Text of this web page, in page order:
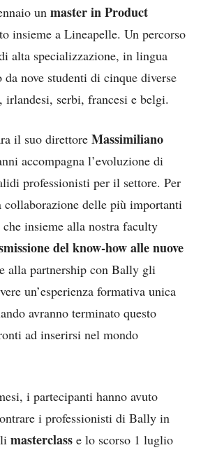
un master in Product
insieme a Lineapelle. Un percorso
alta specializzazione, in lingua
nove studenti di cinque diverse
serbi, francesi e belgi.
il suo direttore Massimiliano
accompagna l’evoluzione di
professionisti per il settore. Per
delle più importanti
insieme alla nostra faculty
del know-how alle nuove
alla partnership con Bally gli
un’esperienza formativa unica
avranno terminato questo
ad inserirsi nel mondo
i partecipanti hanno avuto
i professionisti di Bally in
masterclass e lo scorso 1 luglio